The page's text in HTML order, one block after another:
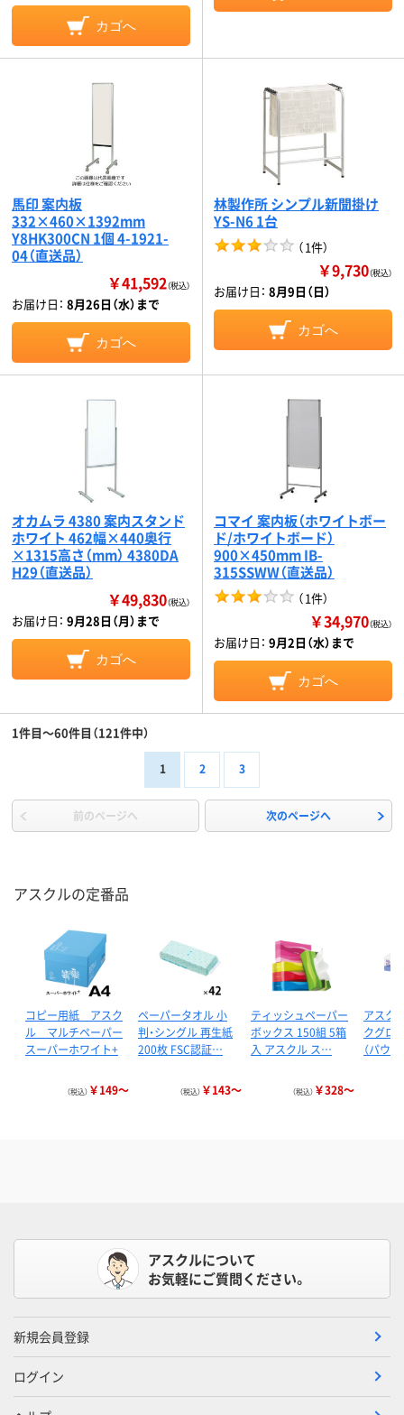
カゴへ
馬印 案内板
332×460×1392mm
Y8HK300CN 1個 4-1921-
04（直送品）
￥41,592（税込）
お届け日： 8月26日（水）まで
カゴへ
林製作所 シンプル新聞掛け
YS-N6 1台
（1件）
￥9,730（税込）
お届け日： 8月9日（日）
カゴへ
オカムラ 4380 案内スタンド
ホワイト 462幅×440奥行
×1315高さ（mm） 4380DA
H29（直送品）
￥49,830（税込）
お届け日： 9月28日（月）まで
カゴへ
コマイ 案内板（ホワイトボー
ド/ホワイトボード）
900×450mm IB-
315SSWW（直送品）
（1件）
￥34,970（税込）
お届け日： 9月2日（水）まで
カゴへ
1件目～60件目（121件中）
1 2 3
前のページへ 次のページへ
アスクルの定番品
コピー用紙 アスク
ル マルチペーパー
スーパーホワイト+
（税込） ￥149～
ペーパータオル 小
判・シングル 再生紙
200枚 FSC認証…
（税込） ￥143～
ティッシュペーパー
ボックス 150組 5箱
入 アスクル ス…
（税込） ￥328～
アスク
クグロ
（パウ
アスクルについて
お気軽にご質問ください。
新規会員登録
ログイン